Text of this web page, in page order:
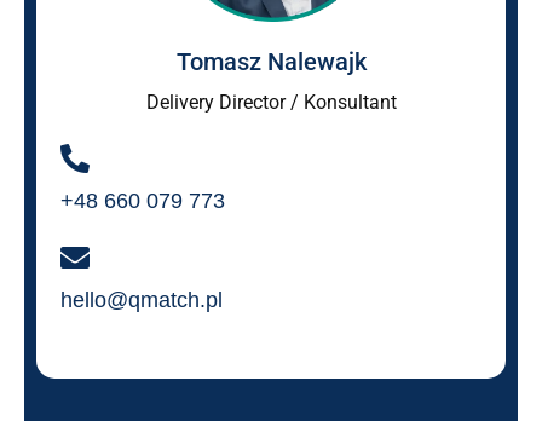
Tomasz Nalewajk
Delivery Director / Konsultant
+48 660 079 773
hello@qmatch.pl